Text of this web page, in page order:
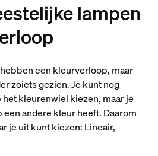
lampen
een kleurverloop, maar
zoiets gezien. Je kunt nog
kleurenwiel kiezen, maar je
andere kleur heeft. Daarom
je uit kunt kiezen: Lineair,